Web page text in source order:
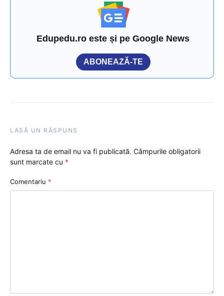
Edupedu.ro este și pe Google News
ABONEAZĂ-TE
LASĂ UN RĂSPUNS
Adresa ta de email nu va fi publicată. Câmpurile obligatorii
sunt marcate cu *
Comentariu *